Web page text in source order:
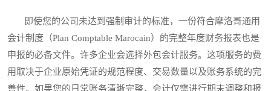
即使您的公司未达到强制审计的标准，一份符合摩洛哥通用
会计制度（Plan Comptable Marocain）的完整年度财务报表也是
申报的必备文件。许多企业会选择外包会计服务。这项服务的费
用取决于企业原始凭证的规范程度、交易数量以及账务系统的完
善性。如果您的日常账务清晰完整，会计仅需进行期末调整和报